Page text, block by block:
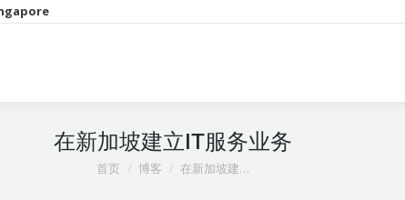
在新加坡建立IT服务业务
您在这里：
首页 博客 在新加坡建…